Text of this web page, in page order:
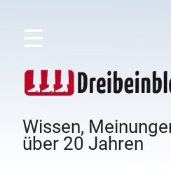
☰
Wissen,
über 20 Jahren